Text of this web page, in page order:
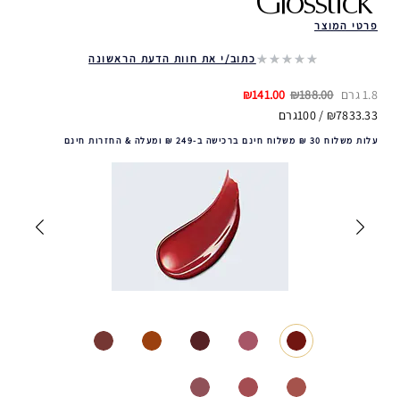
פרטי המוצר
כתוב/י את חוות הדעת הראשונה
1.8 גרם ₪188.00
₪141.00
₪7833.33 / 100גרם
עלות משלוח 30 ₪ משלוח חינם ברכישה ב-249 ₪ ומעלה & החזרות חינם